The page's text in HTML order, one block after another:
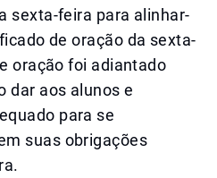
sexta-feira para alinhar-
de oração da sexta-
oração foi adiantado
dar aos alunos e
para se
suas obrigações